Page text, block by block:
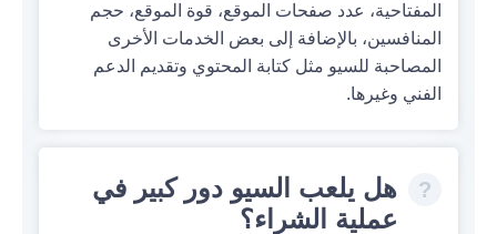
المفتاحية، عدد صفحات الموقع، قوة الموقع، حجم
المنافسين، بالإضافة إلى بعض الخدمات الأخرى
المصاحبة للسيو مثل كتابة المحتوي وتقديم الدعم
الفني وغيرها.
هل يلعب السيو دور كبير في
عملية الشراء؟